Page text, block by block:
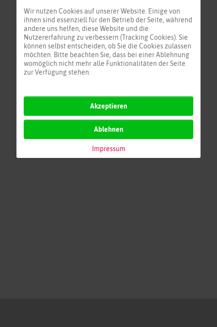
Forties
Viking
Utsira
Utsira Wetter
Fischer/Skagerrak
Hebriden/Schottland
Wir nutzen Cookies auf unserer Website. Einige von
ihnen sind essenziell für den Betrieb der Seite, während
andere uns helfen, diese Website und die
Nutzererfahrung zu verbessern (Tracking Cookies). Sie
können selbst entscheiden, ob Sie die Cookies zulassen
möchten. Bitte beachten Sie, dass bei einer Ablehnung
womöglich nicht mehr alle Funktionalitäten der Seite
zur Verfügung stehen.
Akzeptieren
Ablehnen
Impressum